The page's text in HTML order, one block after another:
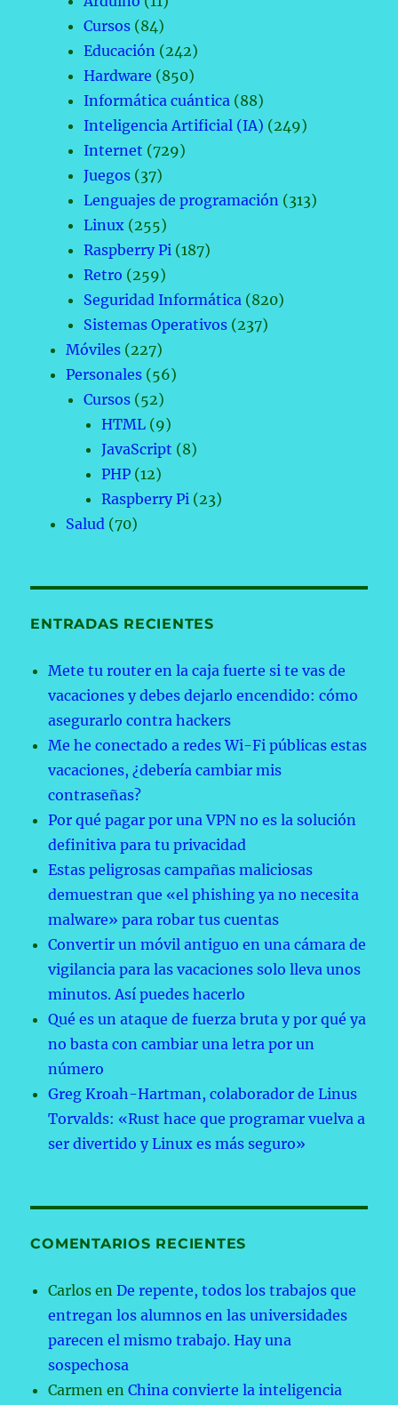
Cursos (84)
Educación (242)
Hardware (850)
Informática cuántica (88)
Inteligencia Artificial (IA) (249)
Internet (729)
Juegos (37)
Lenguajes de programación (313)
Linux (255)
Raspberry Pi (187)
Retro (259)
Seguridad Informática (820)
Sistemas Operativos (237)
Móviles (227)
Personales (56)
Cursos (52)
HTML (9)
JavaScript (8)
PHP (12)
Raspberry Pi (23)
Salud (70)
ENTRADAS RECIENTES
Mete tu router en la caja fuerte si te vas de
vacaciones y debes dejarlo encendido: cómo
asegurarlo contra hackers
Me he conectado a redes Wi-Fi públicas estas
vacaciones, ¿debería cambiar mis
contraseñas?
Por qué pagar por una VPN no es la solución
definitiva para tu privacidad
Estas peligrosas campañas maliciosas
demuestran que «el phishing ya no necesita
malware» para robar tus cuentas
Convertir un móvil antiguo en una cámara de
vigilancia para las vacaciones solo lleva unos
minutos. Así puedes hacerlo
Qué es un ataque de fuerza bruta y por qué ya
no basta con cambiar una letra por un
número
Greg Kroah-Hartman, colaborador de Linus
Torvalds: «Rust hace que programar vuelva a
ser divertido y Linux es más seguro»
COMENTARIOS RECIENTES
Carlos enDe repente, todos los trabajos que
entregan los alumnos en las universidades
parecen el mismo trabajo. Hay una
sospechosa
Carmen enChina convierte la inteligencia